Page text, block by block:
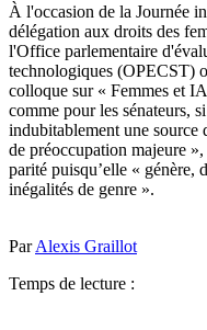
À l'occasion de la Journée
délégation aux droits des
l'Office parlementaire
technologiques (OPECST)
colloque sur « Femmes et
comme pour les sénateurs,
indubitablement une source
de préoccupation majeure
parité puisqu’elle « génère,
inégalités de genre ».
ParAlexis Graillot
Temps de lecture :